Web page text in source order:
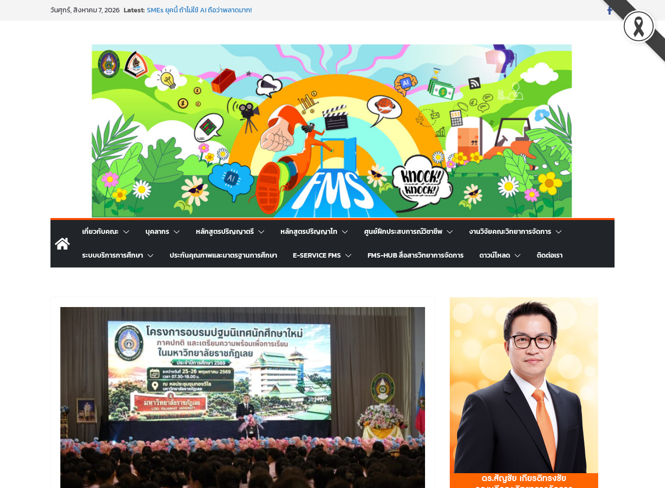
วันศุกร์, สิงหาคม 7, 2026 Latest:SMEs ยุคนี้ ถ้าไม่ใช้ AI ถือว่าพลาดมาก!
พร้อมลุยแล้ว! ปักหมุดโรดแมป AI อัปสกิลธุรกิจให้พุ่งทะยาน
พาธุรกิจท้องถิ่นสู่ตลาดโลก ด้วยเทคโนโลยี AI!
เกี่ยวกับคณะ บุคลากร หลักสูตรปริญญาตรี หลักสูตรปริญญาโท ศูนย์ฝึกประสบการณ์วิชาชีพ งานวิจัยคณะวิทยาการจัดการ
ระบบบริการการศึกษา ประกันคุณภาพและมาตรฐานการศึกษา E-SERVICE FMS FMS-HUB สื่อสารวิทยาการจัดการ ดาวน์โหลด ติดต่อเรา